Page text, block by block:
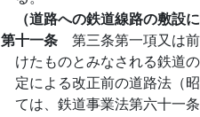
（道路への鉄道線路の敷設
第十一条 第三条第一項又は
けたものとみなされる鉄道
定による改正前の道路法（
ては、鉄道事業法第六十一